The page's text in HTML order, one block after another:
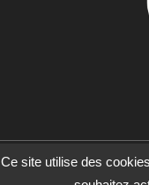
Ce site utilise des